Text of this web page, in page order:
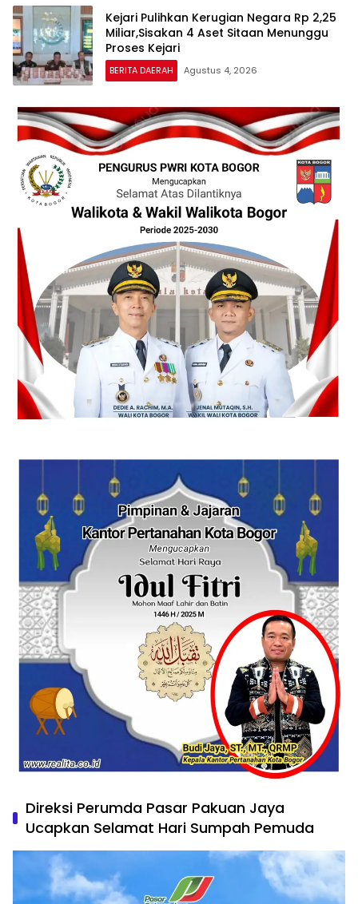
Kejari Pulihkan Kerugian Negara Rp 2,25
Miliar,Sisakan 4 Aset Sitaan Menunggu
Proses Kejari
BERITA DAERAH Agustus 4, 2026
Direksi Perumda Pasar Pakuan Jaya
Ucapkan Selamat Hari Sumpah Pemuda